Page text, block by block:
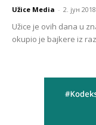
Užice Media - 2. јун
Užice je ovih dana u
okupio je bajkere iz